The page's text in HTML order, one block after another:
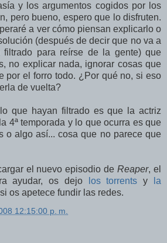
y los argumentos cogidos por los
pero bueno, espero que lo disfruten.
a ver cómo piensan explicarlo o
(después de decir que no va a
para reírse de la gente) que
no explicar nada, ignorar cosas que
por el forro todo. ¿Por qué no, si eso
de vuelta?
que hayan filtrado es que la actriz
4ª temporada y lo que ocurra es que
o algo así... cosa que no parece que
el nuevo episodio deReaper, el
ayudar, os dejo
los torrents y
la
os apetece fundir las redes.
12:15:00 p. m.